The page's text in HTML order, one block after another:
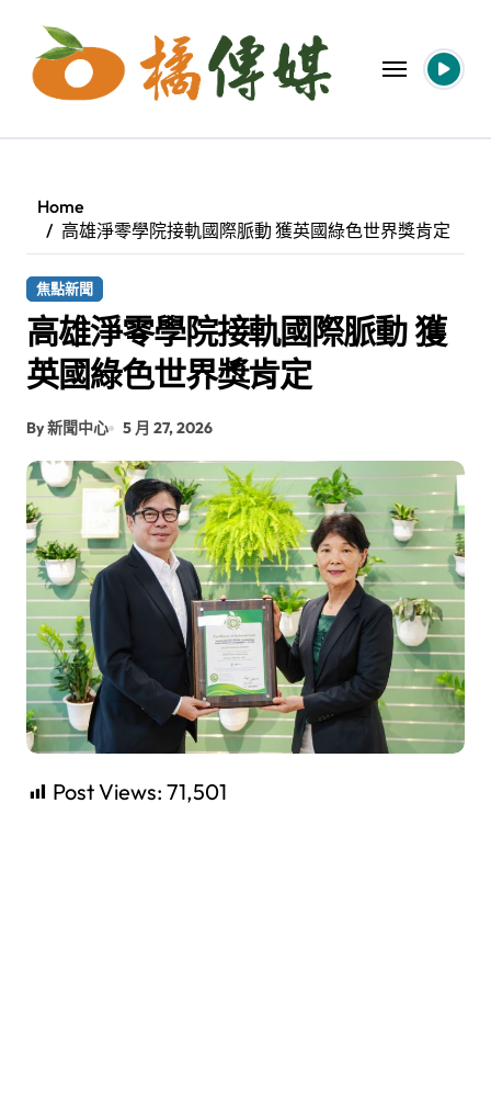
content
Home
高雄淨零學院接軌國際脈動 獲英國綠色世界獎肯定
焦點新聞
高雄淨零學院接軌國際脈動 獲
英國綠色世界獎肯定
By 新聞中心 5 月 27, 2026
Post Views: 71,501